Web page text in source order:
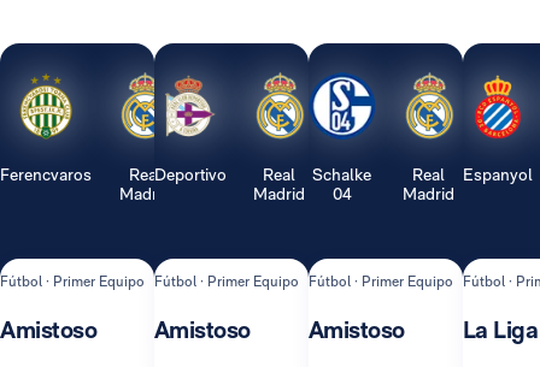
Ferencvaros
Real
Madrid
Fútbol · Primer Equipo
Amistoso
Deportivo
Real
Madrid
Fútbol · Primer Equipo
Amistoso
Schalke
04
Real
Madrid
Fútbol · Primer Equipo
Amistoso
Espanyol
Fútbol ·
La Liga